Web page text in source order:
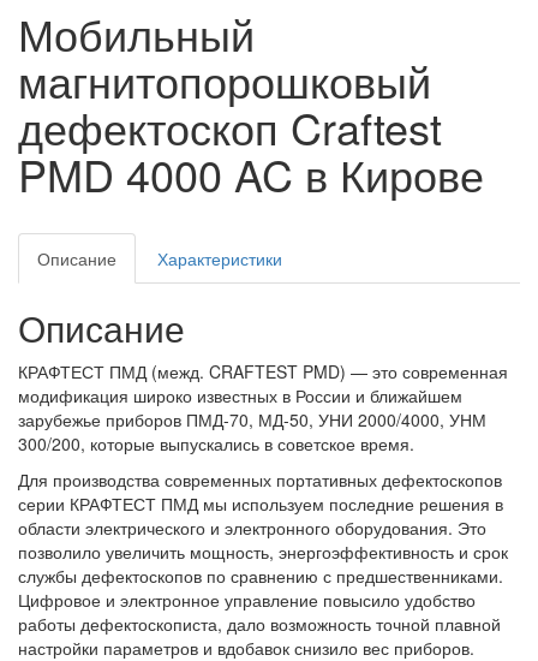
Мобильный
магнитопорошковый
дефектоскоп Craftest
PMD 4000 AC в Кирове
Описание Характеристики
Описание
КРАФТЕСТ ПМД (межд. CRAFTEST PMD) — это современная
модификация широко известных в России и ближайшем
зарубежье приборов ПМД-70, МД-50, УНИ 2000/4000, УНМ
300/200, которые выпускались в советское время.
Для производства современных портативных дефектоскопов
серии КРАФТЕСТ ПМД мы используем последние решения в
области электрического и электронного оборудования. Это
позволило увеличить мощность, энергоэффективность и срок
службы дефектоскопов по сравнению с предшественниками.
Цифровое и электронное управление повысило удобство
работы дефектоскописта, дало возможность точной плавной
настройки параметров и вдобавок снизило вес приборов.